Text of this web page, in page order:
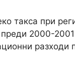
такса при
2000-
разходи